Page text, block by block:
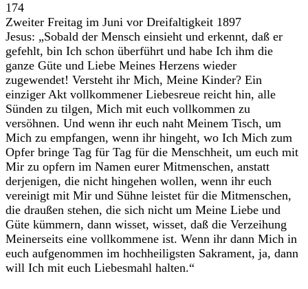
174
Zweiter Freitag im Juni vor Dreifaltigkeit 1897
Jesus: „Sobald der Mensch einsieht und erkennt, daß er
gefehlt, bin Ich schon überführt und habe Ich ihm die
ganze Güte und Liebe Meines Herzens wieder
zugewendet! Versteht ihr Mich, Meine Kinder? Ein
einziger Akt vollkommener Liebesreue reicht hin, alle
Sünden zu tilgen, Mich mit euch vollkommen zu
versöhnen. Und wenn ihr euch naht Meinem Tisch, um
Mich zu empfangen, wenn ihr hingeht, wo Ich Mich zum
Opfer bringe Tag für Tag für die Menschheit, um euch mit
Mir zu opfern im Namen eurer Mitmenschen, anstatt
derjenigen, die nicht hingehen wollen, wenn ihr euch
vereinigt mit Mir und Sühne leistet für die Mitmenschen,
die draußen stehen, die sich nicht um Meine Liebe und
Güte kümmern, dann wisset, wisset, daß die Verzeihung
Meinerseits eine vollkommene ist. Wenn ihr dann Mich in
euch aufgenommen im hochheiligsten Sakrament, ja, dann
will Ich mit euch Liebesmahl halten.“